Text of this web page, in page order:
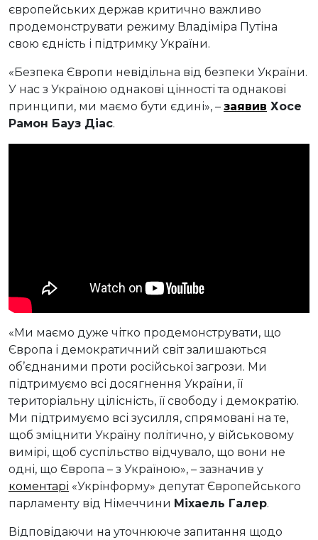
європейських держав критично важливо
продемонструвати режиму Владіміра Путіна
свою єдність і підтримку України.
«Безпека Європи невідільна від безпеки України.
У нас з Україною однакові цінності та однакові
принципи, ми маємо бути єдині», – заявив Хосе
Рамон Бауз Діас.
«Ми маємо дуже чітко продемонструвати, що
Європа і демократичний світ залишаються
об’єднаними проти російської загрози. Ми
підтримуємо всі досягнення України, її
територіальну цілісність, її свободу і демократію.
Ми підтримуємо всі зусилля, спрямовані на те,
щоб зміцнити Україну політично, у військовому
вимірі, щоб суспільство відчувало, що вони не
одні, що Європа – з Україною», – зазначив у
коментарі «Укрінформу» депутат Європейського
парламенту від Німеччини Міхаель Галер.
Відповідаючи на уточнююче запитання щодо